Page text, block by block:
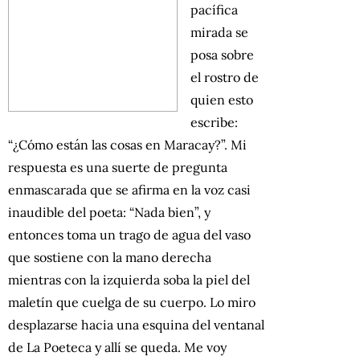
pacífica
mirada se
posa sobre
el rostro de
quien esto
escribe:
“¿Cómo están las cosas en Maracay?”. Mi
respuesta es una suerte de pregunta
enmascarada que se afirma en la voz casi
inaudible del poeta: “Nada bien”, y
entonces toma un trago de agua del vaso
que sostiene con la mano derecha
mientras con la izquierda soba la piel del
maletín que cuelga de su cuerpo. Lo miro
desplazarse hacia una esquina del ventanal
de La Poeteca y allí se queda. Me voy